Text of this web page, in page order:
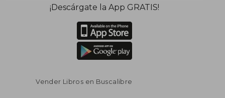
¡Descárgate la App GRATIS!
Vender Libros en Buscalibre